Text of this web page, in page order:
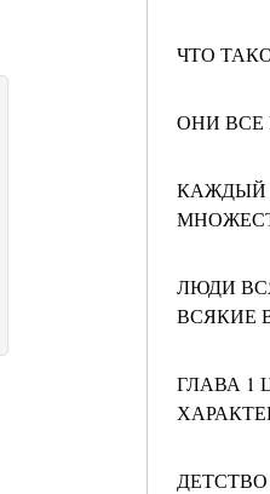
ЧТО
ОНИ ВСЕ
КАЖДЫЙ
ЛЮДИ
ВСЯКИЕ
ГЛАВА 1
ДЕТСТВО